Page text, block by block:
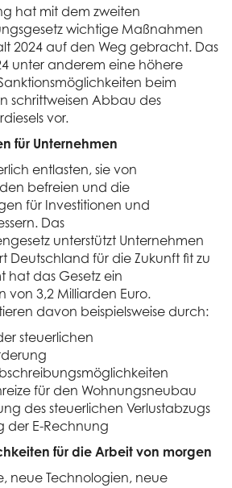
hat mit dem zweiten
wichtige Maßnahmen
2024 auf den Weg gebracht. Das
unter anderem eine höhere
beim
schrittweisen Abbau des
vor.
für Unternehmen
entlasten, sie von
befreien und die
für Investitionen und
Das
unterstützt Unternehmen
Deutschland für die Zukunft fit zu
hat das Gesetz ein
von 3,2 Milliarden Euro.
davon beispielsweise durch:
steuerlichen
für den Wohnungsneubau
des steuerlichen Verlustabzugs
der E-Rechnung
für die Arbeit von morgen
neue Technologien, neue